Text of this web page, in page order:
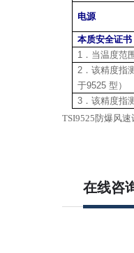
电源
本质安全证书
1 ．当温度范
2 ．该精度指
于9525型）
3 ．该精度指
TSI9525防爆风速
在线咨